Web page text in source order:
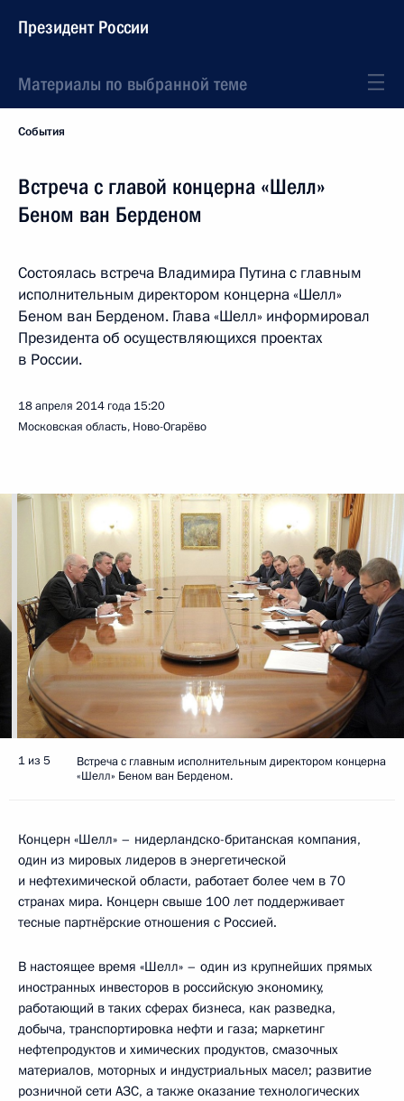
Президент России
Материалы по выбранной теме
События
Встреча с главой концерна «Шелл»
Беном ван Берденом
Состоялась встреча Владимира Путина с главным
исполнительным директором концерна «Шелл»
Беном ван Берденом. Глава «Шелл» информировал
Президента об осуществляющихся проектах
в России.
18 апреля 2014 года 15:20
Московская область, Ново-Огарёво
1 из 5
Встреча с главным исполнительным директором концерна
«Шелл» Беном ван Берденом.
Концерн «Шелл» – нидерландско-британская компания,
один из мировых лидеров в энергетической
и нефтехимической области, работает более чем в 70
странах мира. Концерн свыше 100 лет поддерживает
тесные партнёрские отношения с Россией.
В настоящее время «Шелл» – один из крупнейших прямых
иностранных инвесторов в российскую экономику,
работающий в таких сферах бизнеса, как разведка,
добыча, транспортировка нефти и газа; маркетинг
нефтепродуктов и химических продуктов, смазочных
материалов, моторных и индустриальных масел; развитие
розничной сети АЗС, а также оказание технологических